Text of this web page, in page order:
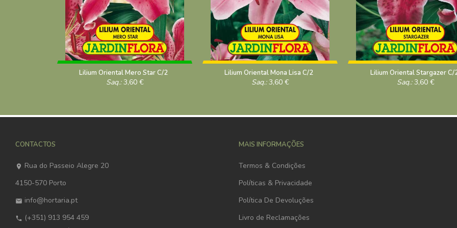
Lilium Oriental Mero Star C/2
Saq.:3,60 €
Lilium Oriental Mona Lisa C/2
Saq.:3,60 €
Lilium Oriental Stargazer C/
Saq.:3,60 €
CONTACTOS
Rua do Passeio Alegre 20
4150-570 Porto
info@hortaria.pt
(+351) 913 954 459
MAIS INFORMAÇÕES
Termos & Condições
Políticas & Privacidade
Política De Devoluções
Livro de Reclamações